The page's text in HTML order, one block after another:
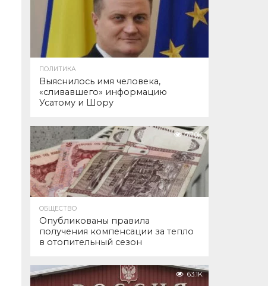
ПОЛИТИКА
Выяснилось имя человека,
«сливавшего» информацию
Усатому и Шору
77.0K
ОБЩЕСТВО
Опубликованы правила
получения компенсации за тепло
в отопительный сезон
63.1K